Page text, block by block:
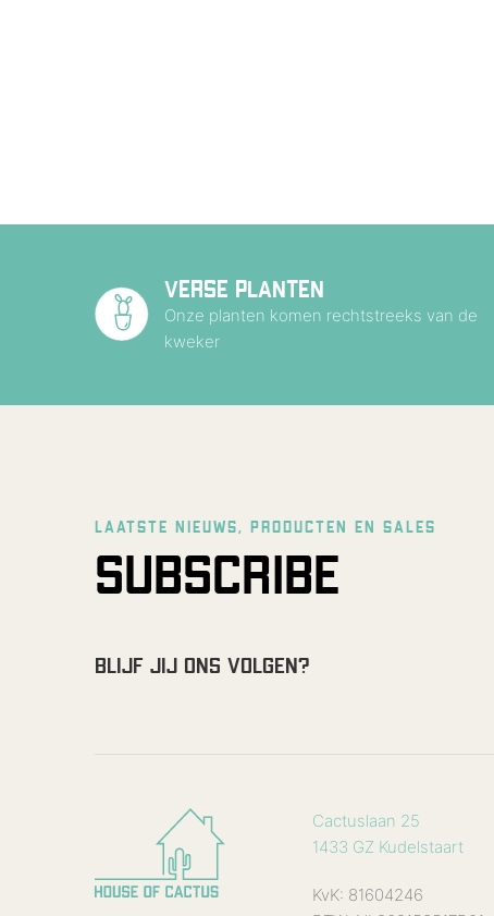
VERSE PLANTEN
Onze planten komen rechtstreeks van de
kweker
LAATSTE NIEUWS, PRODUCTEN EN SALES
SUBSCRIBE
BLIJF JIJ ONS VOLGEN?
Cactuslaan 25
1433 GZ Kudelstaart
KvK: 81604246